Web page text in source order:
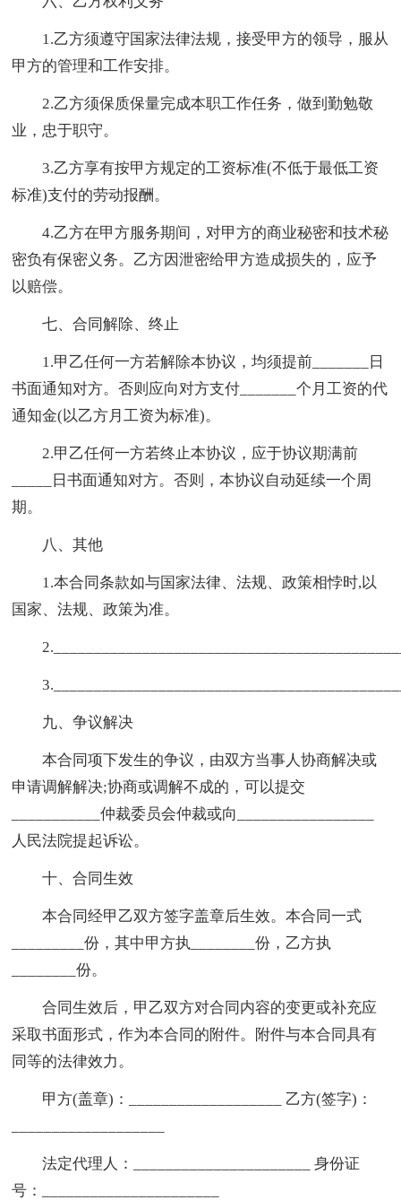
1.乙方须遵守国家法律法规，接受甲方的领导，服从
甲方的管理和工作安排。
2.乙方须保质保量完成本职工作任务，做到勤勉敬
业，忠于职守。
3.乙方享有按甲方规定的工资标准(不低于最低工资
标准)支付的劳动报酬。
4.乙方在甲方服务期间，对甲方的商业秘密和技术秘
密负有保密义务。乙方因泄密给甲方造成损失的，应予
以赔偿。
七、合同解除、终止
1.甲乙任何一方若解除本协议，均须提前_______日
书面通知对方。否则应向对方支付_______个月工资的代
通知金(以乙方月工资为标准)。
2.甲乙任何一方若终止本协议，应于协议期满前
_____日书面通知对方。否则，本协议自动延续一个周
期。
八、其他
1.本合同条款如与国家法律、法规、政策相悖时,以
国家、法规、政策为准。
九、争议解决
本合同项下发生的争议，由双方当事人协商解决或
申请调解解决;协商或调解不成的，可以提交
___________仲裁委员会仲裁或向_________________
人民法院提起诉讼。
十、合同生效
本合同经甲乙双方签字盖章后生效。本合同一式
_________份，其中甲方执________份，乙方执
________份。
合同生效后，甲乙双方对合同内容的变更或补充应
采取书面形式，作为本合同的附件。附件与本合同具有
同等的法律效力。
甲方(盖章)：___________________ 乙方(签字)：
法定代理人：______________________ 身份证
号：______________________